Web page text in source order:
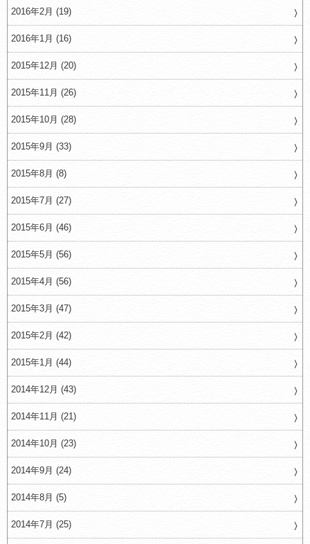
2016年2月 (19)
2016年1月 (16)
2015年12月 (20)
2015年11月 (26)
2015年10月 (28)
2015年9月 (33)
2015年8月 (8)
2015年7月 (27)
2015年6月 (46)
2015年5月 (56)
2015年4月 (56)
2015年3月 (47)
2015年2月 (42)
2015年1月 (44)
2014年12月 (43)
2014年11月 (21)
2014年10月 (23)
2014年9月 (24)
2014年8月 (5)
2014年7月 (25)